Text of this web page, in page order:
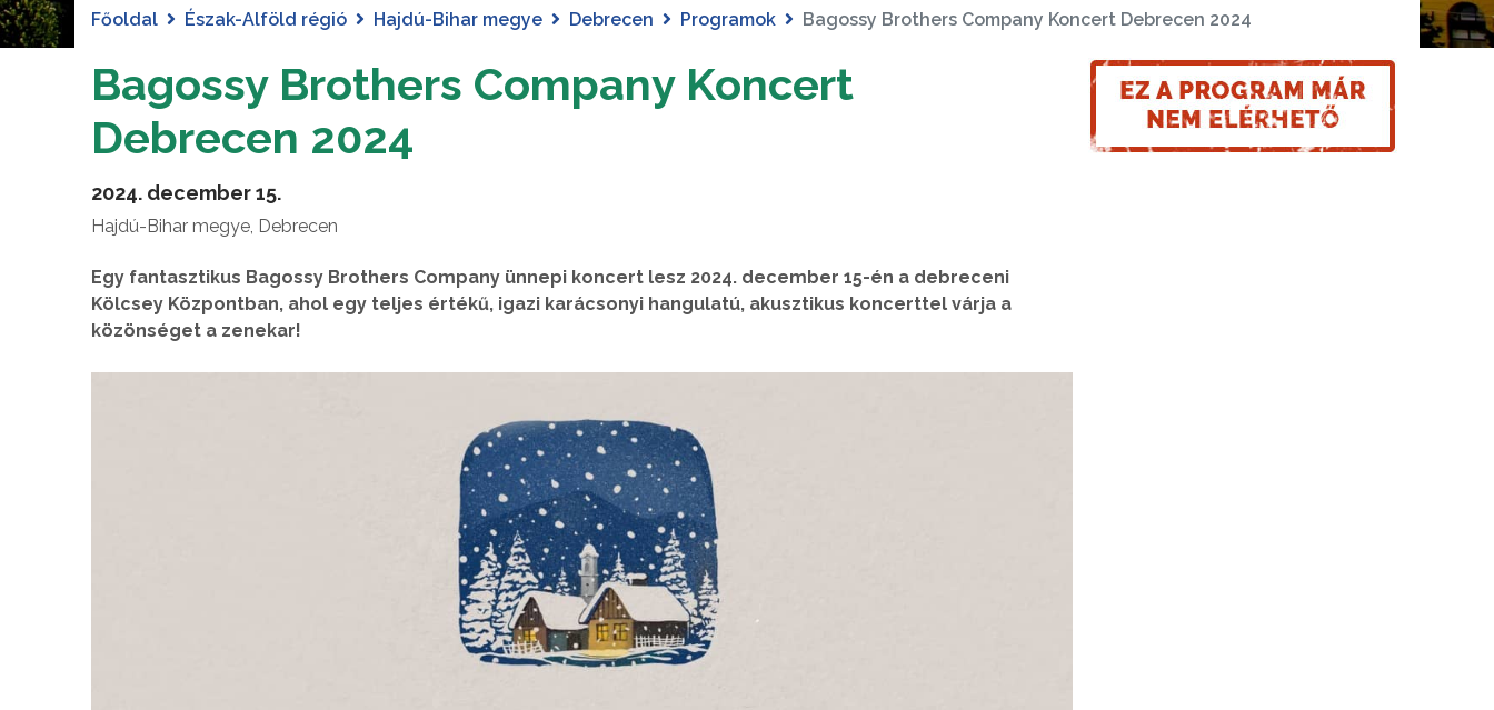
Főoldal Észak-Alföld régió Hajdú-Bihar megye Debrecen Programok Bagossy Brothers Company Koncert Debrecen 2024
Bagossy Brothers Company Koncert
Debrecen 2024
2024. december 15.
Hajdú-Bihar megye, Debrecen
Egy fantasztikus Bagossy Brothers Company ünnepi koncert lesz 2024. december 15-én a debreceni
Kölcsey Központban, ahol egy teljes értékű, igazi karácsonyi hangulatú, akusztikus koncerttel várja a
közönséget a zenekar!